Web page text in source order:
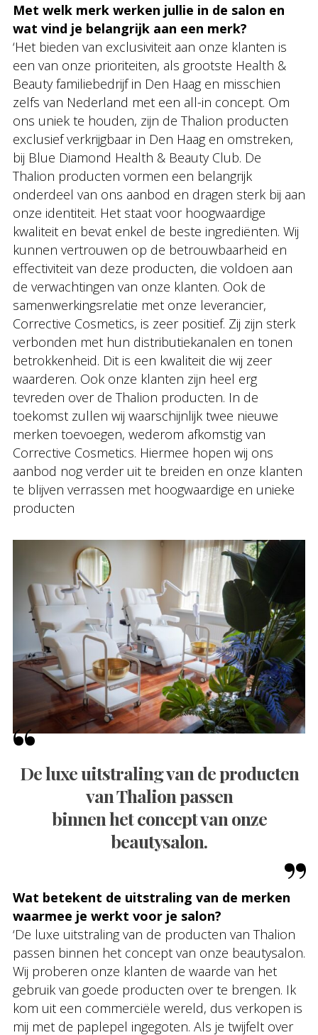
Met welk merk werken jullie in de salon en
wat vind je belangrijk aan een merk?
‘Het bieden van exclusiviteit aan onze klanten is
een van onze prioriteiten, als grootste Health &
Beauty familiebedrijf in Den Haag en misschien
zelfs van Nederland met een all-in concept. Om
ons uniek te houden, zijn de Thalion producten
exclusief verkrijgbaar in Den Haag en omstreken,
bij Blue Diamond Health & Beauty Club. De
Thalion producten vormen een belangrijk
onderdeel van ons aanbod en dragen sterk bij aan
onze identiteit. Het staat voor hoogwaardige
kwaliteit en bevat enkel de beste ingrediënten. Wij
kunnen vertrouwen op de betrouwbaarheid en
effectiviteit van deze producten, die voldoen aan
de verwachtingen van onze klanten. Ook de
samenwerkingsrelatie met onze leverancier,
Corrective Cosmetics, is zeer positief. Zij zijn sterk
verbonden met hun distributiekanalen en tonen
betrokkenheid. Dit is een kwaliteit die wij zeer
waarderen. Ook onze klanten zijn heel erg
tevreden over de Thalion producten. In de
toekomst zullen wij waarschijnlijk twee nieuwe
merken toevoegen, wederom afkomstig van
Corrective Cosmetics. Hiermee hopen wij ons
aanbod nog verder uit te breiden en onze klanten
te blijven verrassen met hoogwaardige en unieke
producten
De luxe uitstraling van de producten
van Thalion passen
binnen het concept van onze
beautysalon.
Wat betekent de uitstraling van de merken
waarmee je werkt voor je salon?
‘De luxe uitstraling van de producten van Thalion
passen binnen het concept van onze beautysalon.
Wij proberen onze klanten de waarde van het
gebruik van goede producten over te brengen. Ik
kom uit een commerciële wereld, dus verkopen is
mij met de paplepel ingegoten. Als je twijfelt over